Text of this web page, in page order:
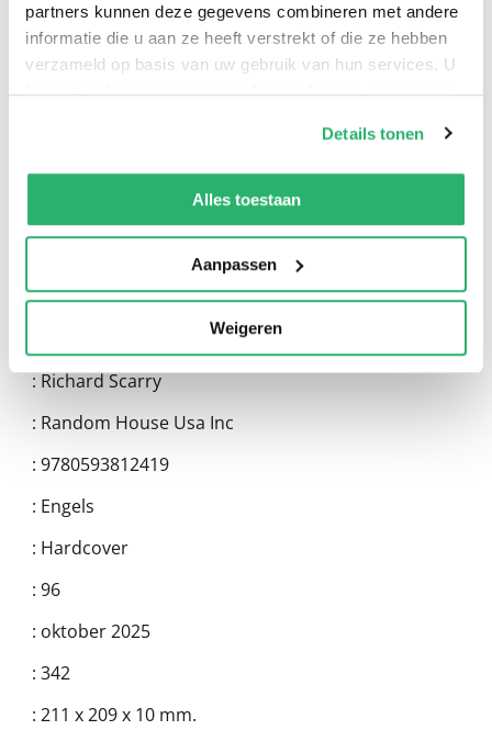
partners kunnen deze gegevens combineren met andere
informatie die u aan ze heeft verstrekt of die ze hebben
verzameld op basis van uw gebruik van hun services. U
kunt op ieder moment uw cookievoorkeuren aanpassen
We werken samen met13 derdendie uw gegevens
kunnen ontvangen en verwerken.
Details tonen
Alles toestaan
Aanpassen
Weigeren
0|0
: Richard Scarry
: Random House Usa Inc
: 9780593812419
: Engels
: Hardcover
: 96
: oktober 2025
: 342
: 211 x 209 x 10 mm.